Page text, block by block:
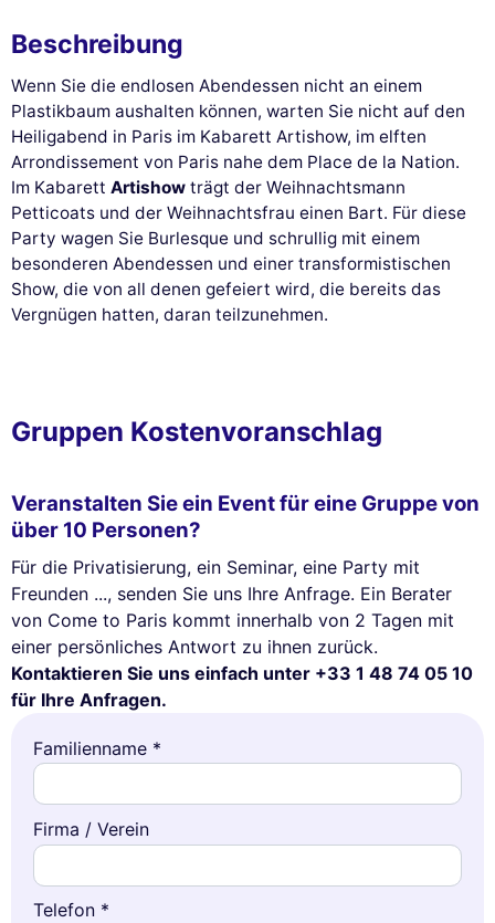
Beschreibung
Wenn Sie die endlosen Abendessen nicht an einem
Plastikbaum aushalten können, warten Sie nicht auf den
Heiligabend in Paris im Kabarett Artishow, im elften
Arrondissement von Paris nahe dem Place de la Nation.
Im Kabarett Artishow trägt der Weihnachtsmann
Petticoats und der Weihnachtsfrau einen Bart. Für diese
Party wagen Sie Burlesque und schrullig mit einem
besonderen Abendessen und einer transformistischen
Show, die von all denen gefeiert wird, die bereits das
Vergnügen hatten, daran teilzunehmen.
Gruppen Kostenvoranschlag
Veranstalten Sie ein Event für eine Gruppe von
über 10 Personen?
Für die Privatisierung, ein Seminar, eine Party mit
Freunden ..., senden Sie uns Ihre Anfrage. Ein Berater
von Come to Paris kommt innerhalb von 2 Tagen mit
einer persönliches Antwort zu ihnen zurück.
Kontaktieren Sie uns einfach unter +33 1 48 74 05 10
für Ihre Anfragen.
Familienname *
Firma / Verein
Telefon *